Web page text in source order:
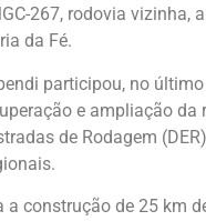
267, rodovia vizinha,
da Fé.
participou, no
e ampliação da
de Rodagem
a construção de 25 km